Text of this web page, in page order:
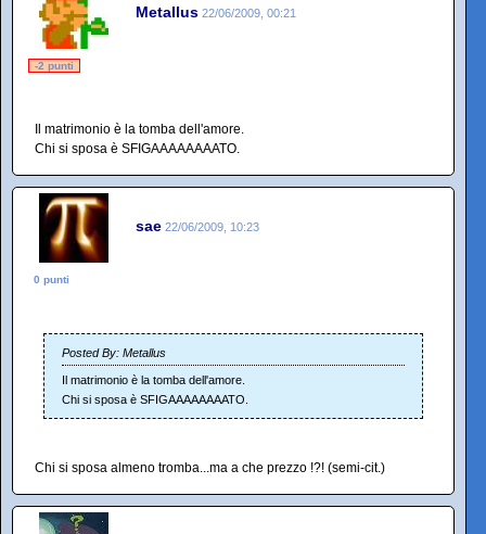
Metallus 22/06/2009, 00:21
-2 punti
Il matrimonio è la tomba dell'amore.
Chi si sposa è SFIGAAAAAAAATO.
sae 22/06/2009, 10:23
0 punti
Posted By: Metallus
Il matrimonio è la tomba dell'amore.
Chi si sposa è SFIGAAAAAAAATO.
Chi si sposa almeno tromba...ma a che prezzo !?! (semi-cit.)